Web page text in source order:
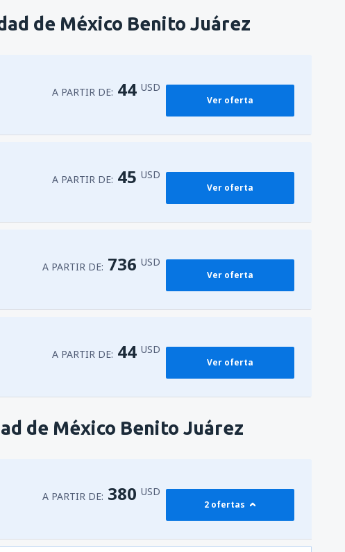
de México Benito Juárez
A PARTIR DE: 44 USD
Ver oferta
A PARTIR DE: 45 USD
Ver oferta
A PARTIR DE: 736 USD
Ver oferta
A PARTIR DE: 44 USD
Ver oferta
de México Benito Juárez
A PARTIR DE: 380 USD
2 ofertas